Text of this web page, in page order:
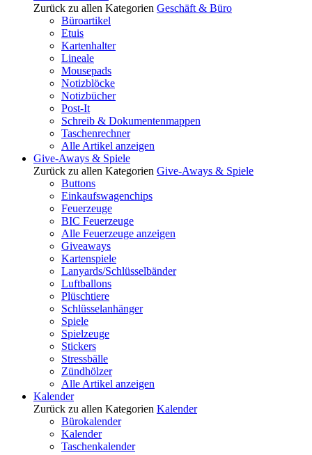
Zurück zu allen Kategorien Geschäft & Büro
Büroartikel
Etuis
Kartenhalter
Lineale
Mousepads
Notizblöcke
Notizbücher
Post-It
Schreib & Dokumentenmappen
Taschenrechner
Alle Artikel anzeigen
Give-Aways & Spiele
Zurück zu allen Kategorien Give-Aways & Spiele
Buttons
Einkaufswagenchips
Feuerzeuge
BIC Feuerzeuge
Alle Feuerzeuge anzeigen
Giveaways
Kartenspiele
Lanyards/Schlüsselbänder
Luftballons
Plüschtiere
Schlüsselanhänger
Spiele
Spielzeuge
Stickers
Stressbälle
Zündhölzer
Alle Artikel anzeigen
Kalender
Zurück zu allen Kategorien Kalender
Bürokalender
Kalender
Taschenkalender